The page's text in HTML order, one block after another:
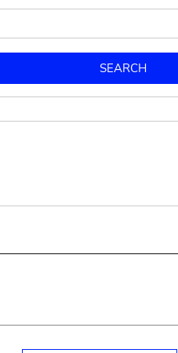
clay soil
to mould pottery
pottery clay